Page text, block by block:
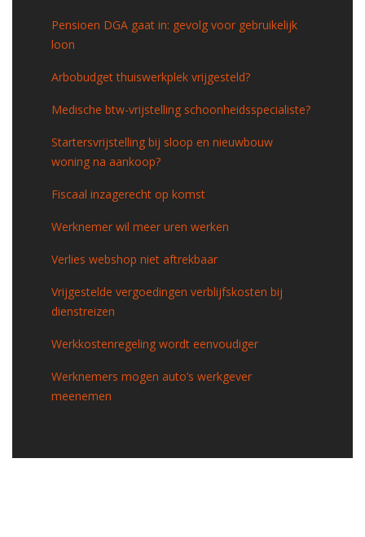
Pensioen DGA gaat in: gevolg voor gebruikelijk
loon
Arbobudget thuiswerkplek vrijgesteld?
Medische btw-vrijstelling schoonheidsspecialiste?
Startersvrijstelling bij sloop en nieuwbouw
woning na aankoop?
Fiscaal inzagerecht op komst
Werknemer wil meer uren werken
Verlies webshop niet aftrekbaar
Vrijgestelde vergoedingen verblijfskosten bij
dienstreizen
Werkkostenregeling wordt eenvoudiger
Werknemers mogen auto’s werkgever
meenemen